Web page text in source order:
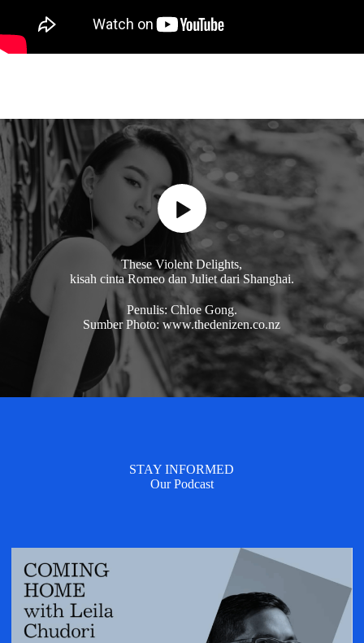
These Violent Delights,
kisah cinta Romeo dan Juliet dari Shanghai.
Penulis: Chloe Gong.
Sumber Photo: www.thedenizen.co.nz
STAY INFORMED
Our Podcast